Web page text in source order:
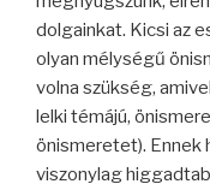
dolgainkat. Kicsi az
olyan mélységű
volna szükség,
lelki témájú,
önismeretet). Ennek
viszonylag